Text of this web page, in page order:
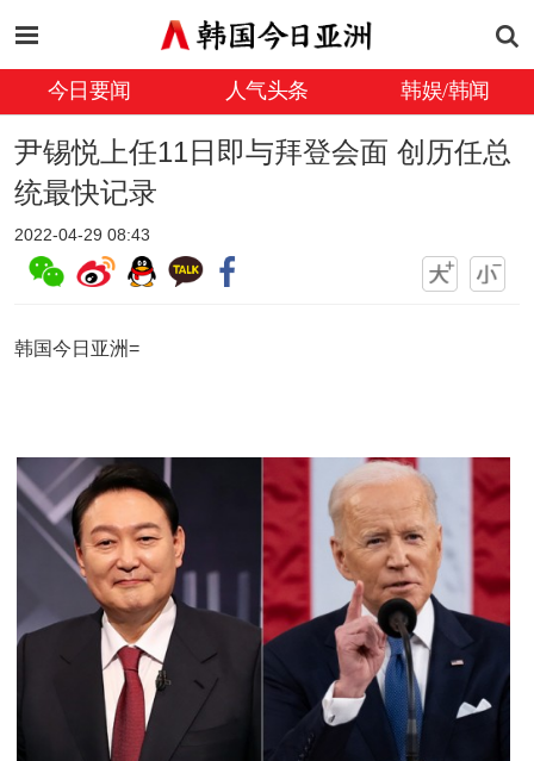
今日要闻 人气头条 韩娱/韩闻
尹锡悦上任11日即与拜登会面 创历任总
统最快记录
2022-04-29 08:43
韩国今日亚洲=